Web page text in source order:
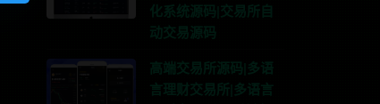
化系统源码|交易所自
动交易源码
高端交易所源码|多语
言理财交易所|多语言